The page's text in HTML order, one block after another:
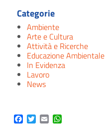
Categorie
Ambiente
Arte e Cultura
Attività e Ricerche
Educazione Ambientale
In Evidenza
Lavoro
News
Facebook
Twitter
Email